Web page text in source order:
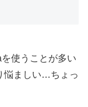
使うことが多い
悩ましい…ちょっ